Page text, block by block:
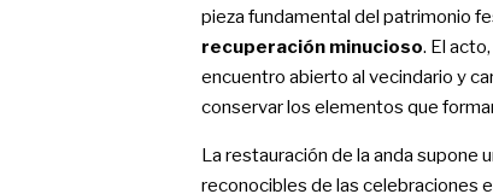
pieza fundamental del patrimonio
recuperación minucioso. El
encuentro abierto al vecindario y
conservar los elementos que
La restauración de la anda supone
reconocibles de las celebraciones